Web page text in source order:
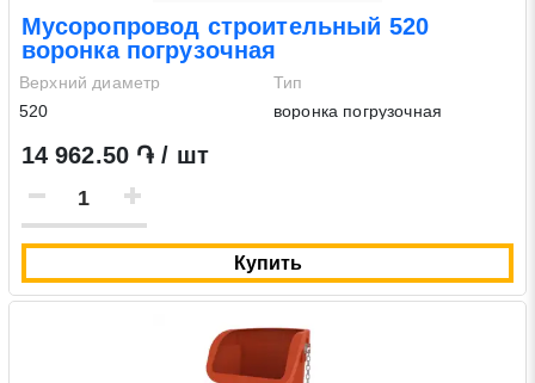
Мусоропровод строительный 520
воронка погрузочная
Верхний диаметр
520
Тип
воронка погрузочная
14 962.50 ֏ / шт
Купить